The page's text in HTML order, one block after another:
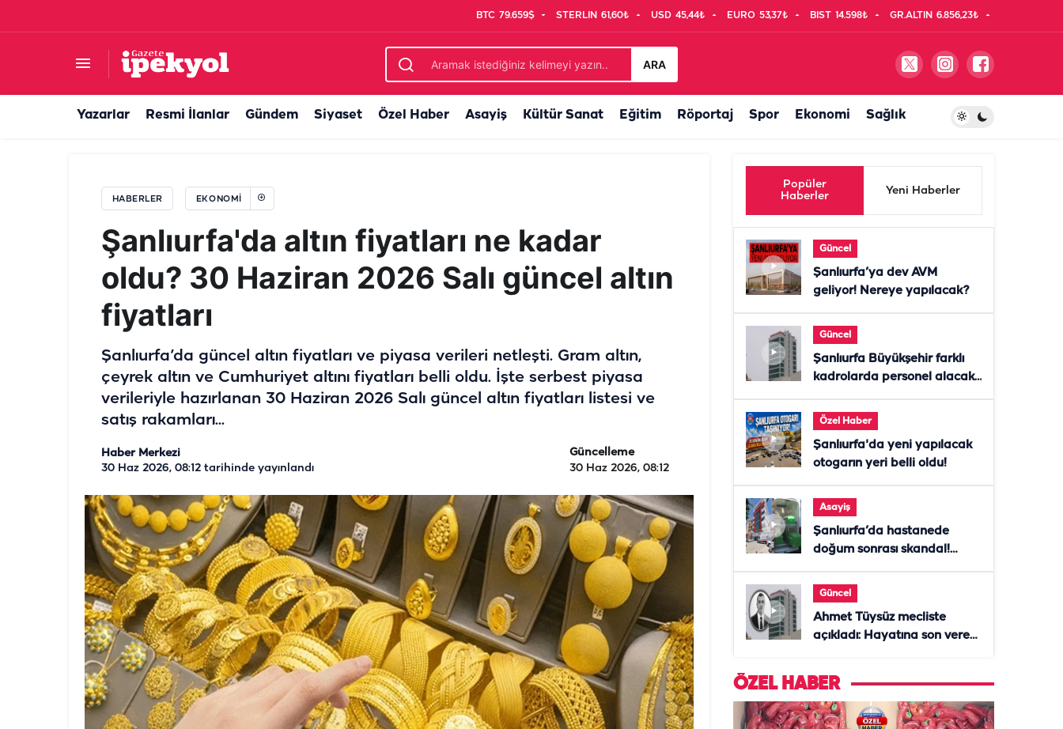
BTC 79.659$ STERLIN 61,60₺ USD 45,44₺ EURO 53,37₺ BIST 14.598₺ GR.ALTIN 6.856,23₺
ARA
Yazarlar Resmi İlanlar Gündem Siyaset Özel Haber Asayiş Kültür Sanat Eğitim Röportaj Spor Ekonomi Sağlık
HABERLER EKONOMI
Şanlıurfa'da altın fiyatları ne kadar
oldu? 30 Haziran 2026 Salı güncel altın
fiyatları
Şanlıurfa’da güncel altın fiyatları ve piyasa verileri netleşti. Gram altın,
çeyrek altın ve Cumhuriyet altını fiyatları belli oldu. İşte serbest piyasa
verileriyle hazırlanan 30 Haziran 2026 Salı güncel altın fiyatları listesi ve
satış rakamları...
Haber Merkezi
30 Haz 2026, 08:12 tarihinde yayınlandı
Güncelleme
30 Haz 2026, 08:12
Popüler
Haberler
Yeni Haberler
Güncel
Şanlıurfa’ya dev AVM
geliyor! Nereye yapılacak?
Güncel
Şanlıurfa Büyükşehir farklı
kadrolarda personel alacak!
Özel Haber
Şanlıurfa'da yeni yapılacak
otogarın yeri belli oldu!
Asayiş
Şanlıurfa’da hastanede
doğum sonrası skandal!
Güncel
Ahmet Tüysüz mecliste
açıkladı: Hayatına son veren
ÖZEL HABER